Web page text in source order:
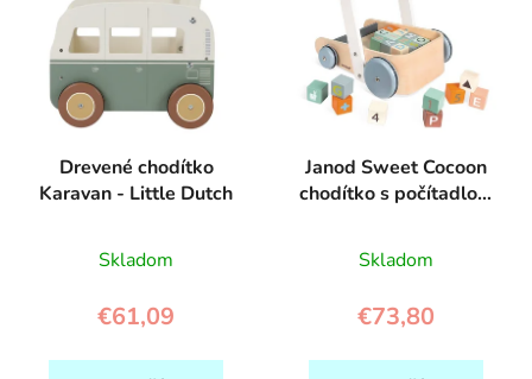
Drevené chodítko
Karavan - Little Dutch
Skladom
€61,09
Janod Sweet Cocoon
chodítko s počítadlom
Skladom
€73,80